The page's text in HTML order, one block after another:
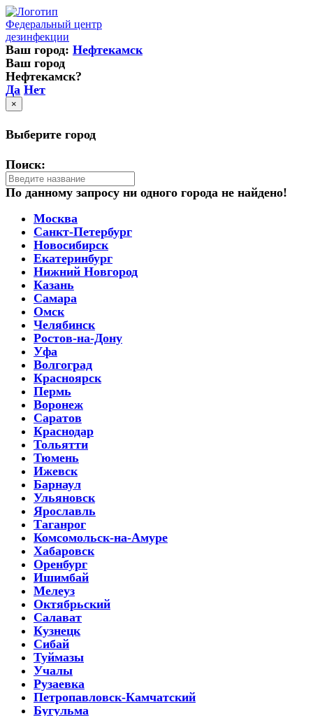
Федеральный центр
дезинфекции
Ваш город: Нефтекамск
Ваш город
Нефтекамск?
Да Нет
×
Выберите город
Поиск:
По данному запросу ни одного города не найдено!
Москва
Санкт-Петербург
Новосибирск
Екатеринбург
Нижний Новгород
Казань
Самара
Омск
Челябинск
Ростов-на-Дону
Уфа
Волгоград
Красноярск
Пермь
Воронеж
Саратов
Краснодар
Тольятти
Тюмень
Ижевск
Барнаул
Ульяновск
Ярославль
Таганрог
Комсомольск-на-Амуре
Хабаровск
Оренбург
Ишимбай
Мелеуз
Октябрьский
Салават
Кузнецк
Сибай
Туймазы
Учалы
Рузаевка
Петропавловск-Камчатский
Бугульма